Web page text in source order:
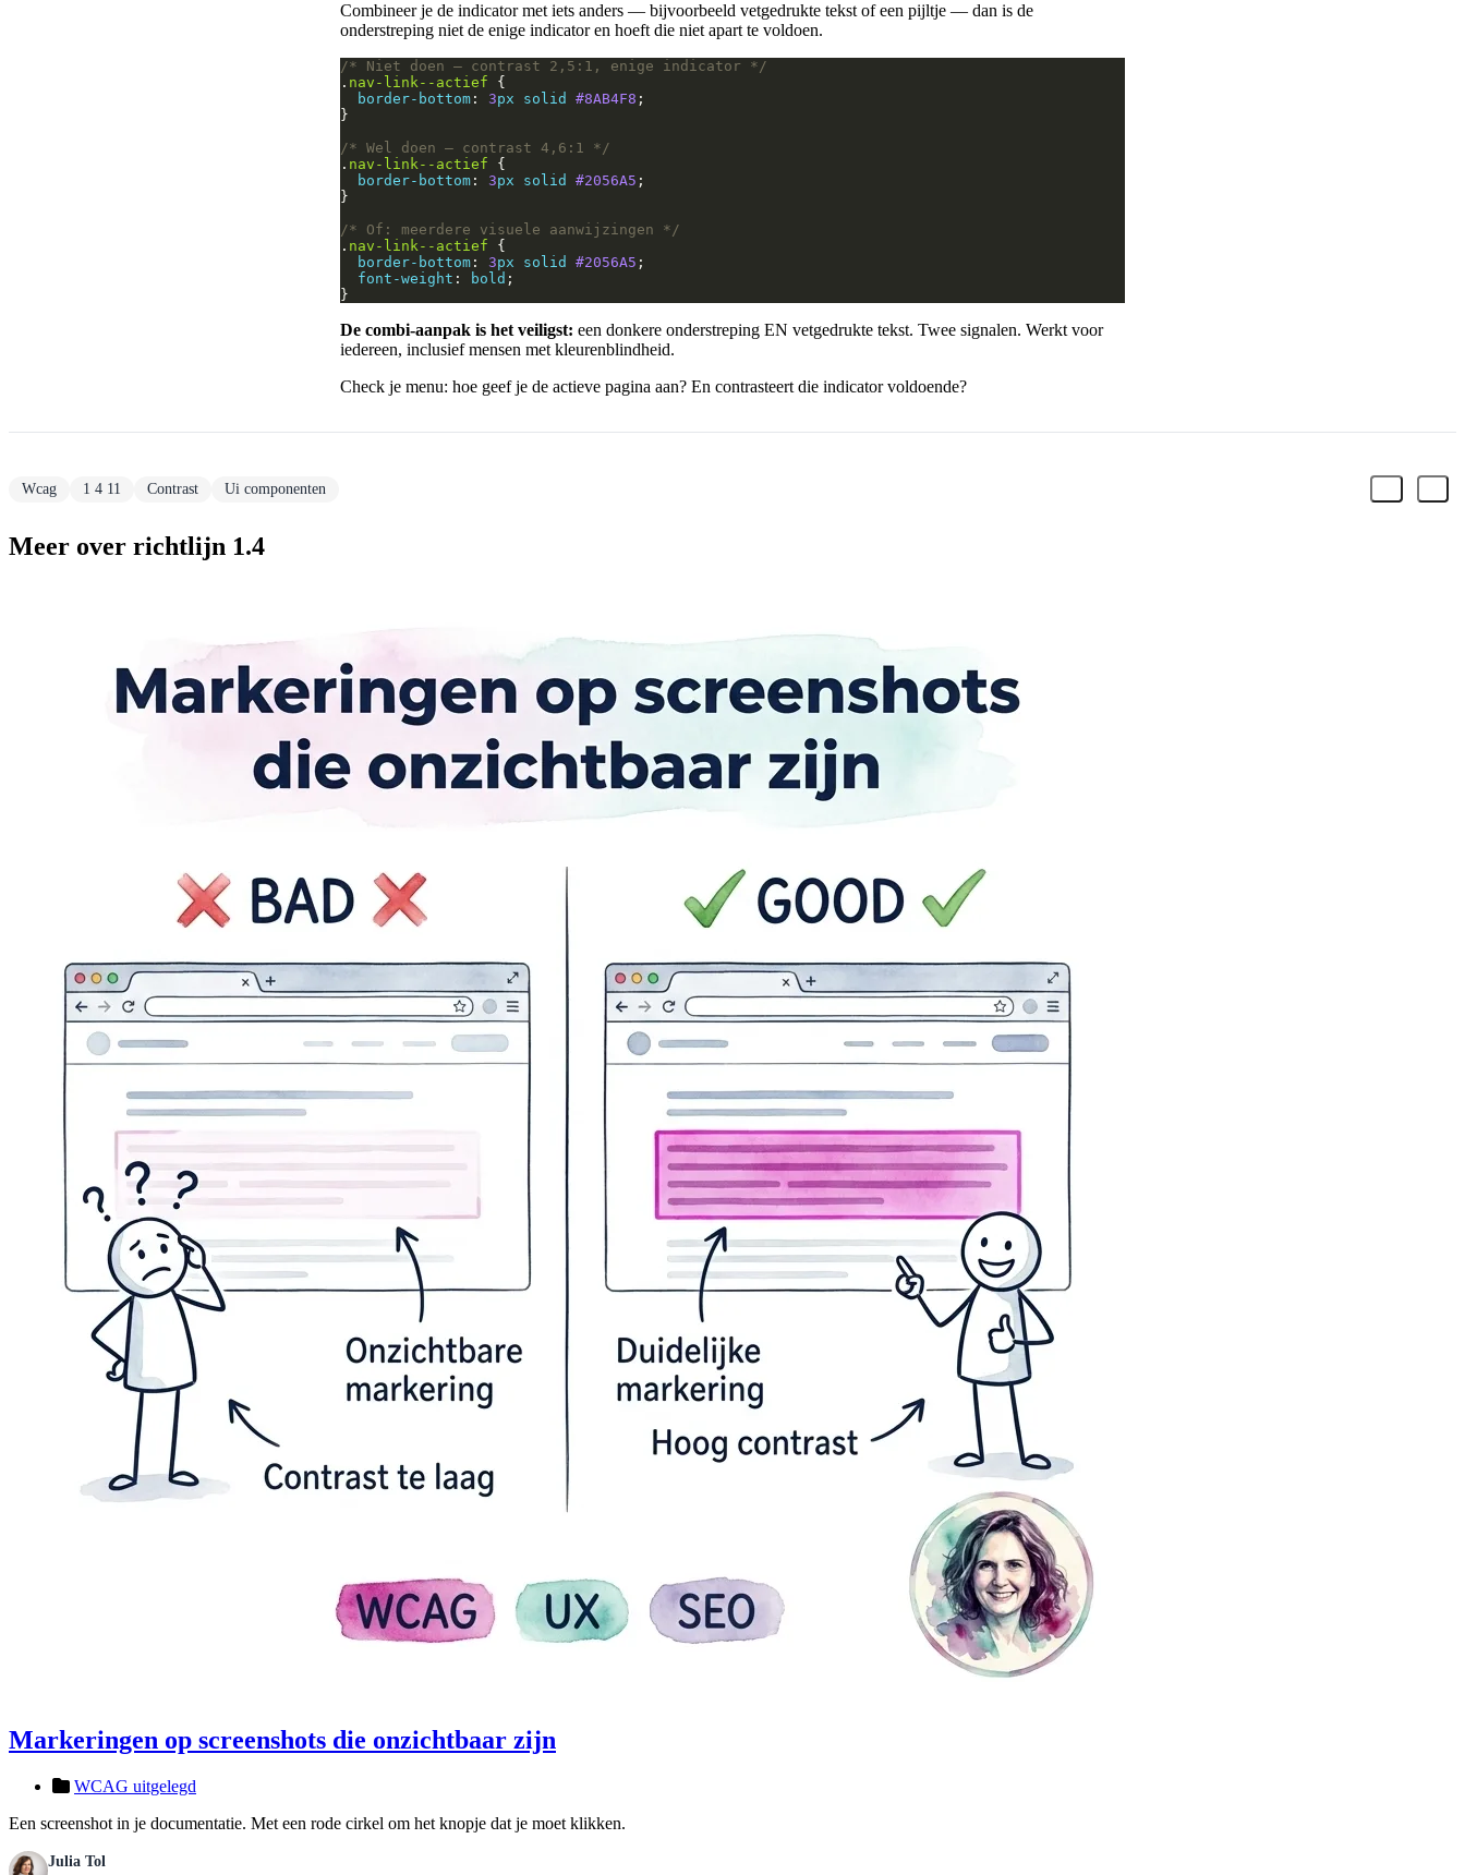
Combineer je de indicator met iets anders — bijvoorbeeld vetgedrukte tekst of een pijltje — dan is de
onderstreping niet de enige indicator en hoeft die niet apart te voldoen.
/* Niet doen — contrast 2,5:1, enige indicator */
. nav-link--actief
border-bottom : 3px solid #8AB4F8
/* Wel doen — contrast 4,6:1 */
. nav-link--actief
border-bottom : 3px solid #2056A5
/* Of: meerdere visuele aanwijzingen */
. nav-link--actief
border-bottom : 3px solid #2056A5
font-weight : bold
De combi-aanpak is het veiligst: een donkere onderstreping EN vetgedrukte tekst. Twee signalen. Werkt voor
iedereen, inclusief mensen met kleurenblindheid.
Check je menu: hoe geef je de actieve pagina aan? En contrasteert die indicator voldoende?
Wcag 1 4 11 Contrast Ui componenten
Meer over richtlijn 1.4
Markeringen op screenshots die onzichtbaar zijn
WCAG uitgelegd
Een screenshot in je documentatie. Met een rode cirkel om het knopje dat je moet klikken.
Julia Tol